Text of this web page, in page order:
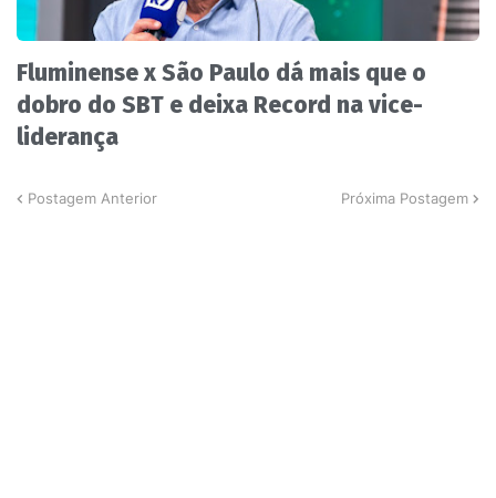
Fluminense x São Paulo dá mais que o
dobro do SBT e deixa Record na vice-
liderança
Postagem Anterior Próxima Postagem